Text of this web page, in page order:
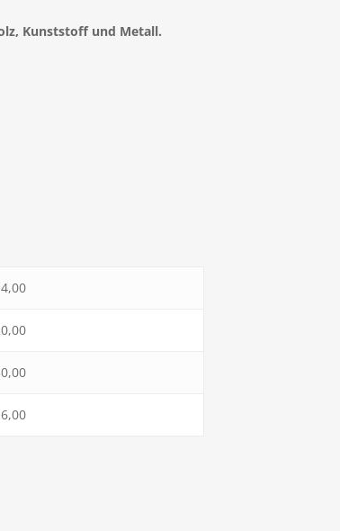
Kunststoff und Metall.